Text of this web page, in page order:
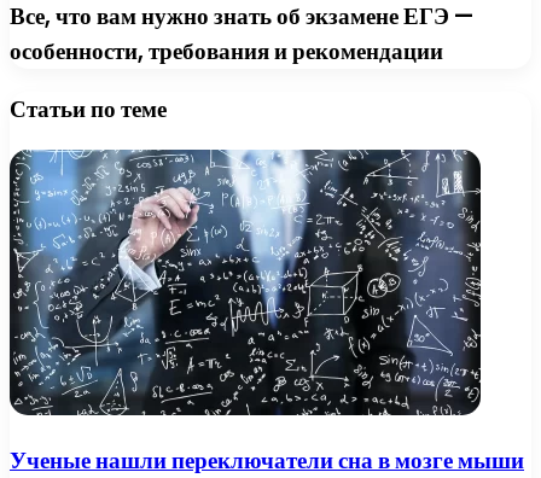
Все, что вам нужно знать об экзамене ЕГЭ —
особенности, требования и рекомендации
Статьи по теме
Ученые нашли переключатели сна в мозге мыши